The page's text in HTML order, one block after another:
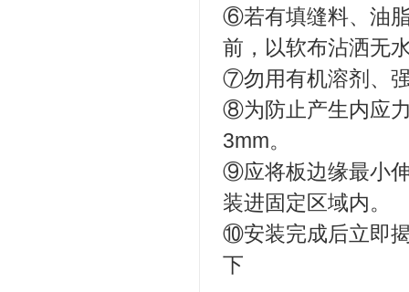
⑥若有填缝料、油
前，以软布沾洒无
⑦勿用有机溶剂、
⑧为防止产生内应
3mm。
⑨应将板边缘最小
装进固定区域内。
⑩安装完成后立即
下